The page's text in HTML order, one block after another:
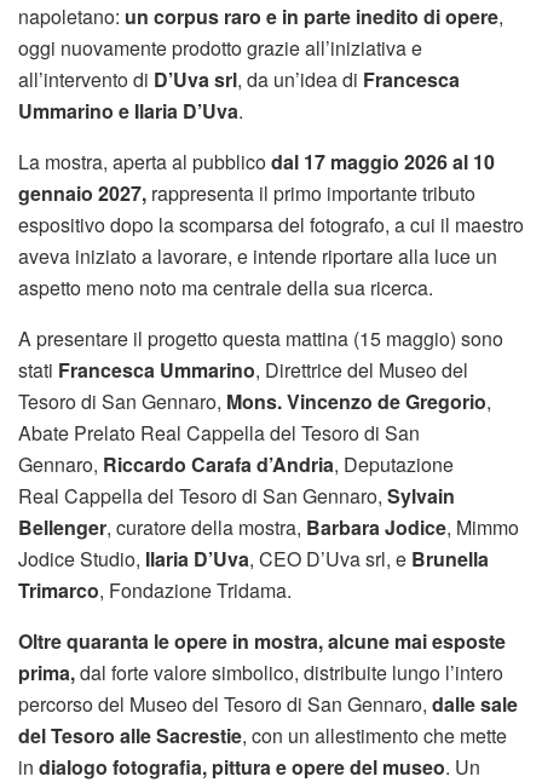
napoletano: un corpus raro e in parte inedito di opere,
oggi nuovamente prodotto grazie all’iniziativa e
all’intervento di D’Uva srl, da un’idea di Francesca
Ummarino e Ilaria D’Uva.
La mostra, aperta al pubblicodal 17 maggio 2026 al 10
gennaio 2027, rappresenta il primo importante tributo
espositivo dopo la scomparsa del fotografo, a cui il maestro
aveva iniziato a lavorare, e intende riportare alla luce un
aspetto meno noto ma centrale della sua ricerca.
A presentare il progetto questa mattina (15 maggio) sono
stati Francesca Ummarino, Direttrice del Museo del
Tesoro di San Gennaro, Mons. Vincenzo de Gregorio,
Abate Prelato Real Cappella del Tesoro di San
Gennaro, Riccardo Carafa d’Andria, Deputazione
Real Cappella del Tesoro di San Gennaro, Sylvain
Bellenger, curatore della mostra, Barbara Jodice, Mimmo
Jodice Studio, Ilaria D’Uva, CEO D’Uva srl, e Brunella
Trimarco, Fondazione Tridama.
Oltrequaranta le opere in mostra,alcune mai esposte
prima,dal forte valore simbolico, distribuite lungo l’intero
percorso del Museo del Tesoro di San Gennaro, dalle sale
del Tesoro alle Sacrestie, con un allestimento che mette
in dialogo fotografia, pittura e opere del museo. Un